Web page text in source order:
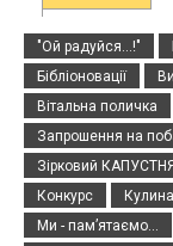
"Ой радуйся...!"
Бібліоновації
Вітальна поличка
Запрошення на
Зірковий
Конкурс
Ми - пам’ятаємо...